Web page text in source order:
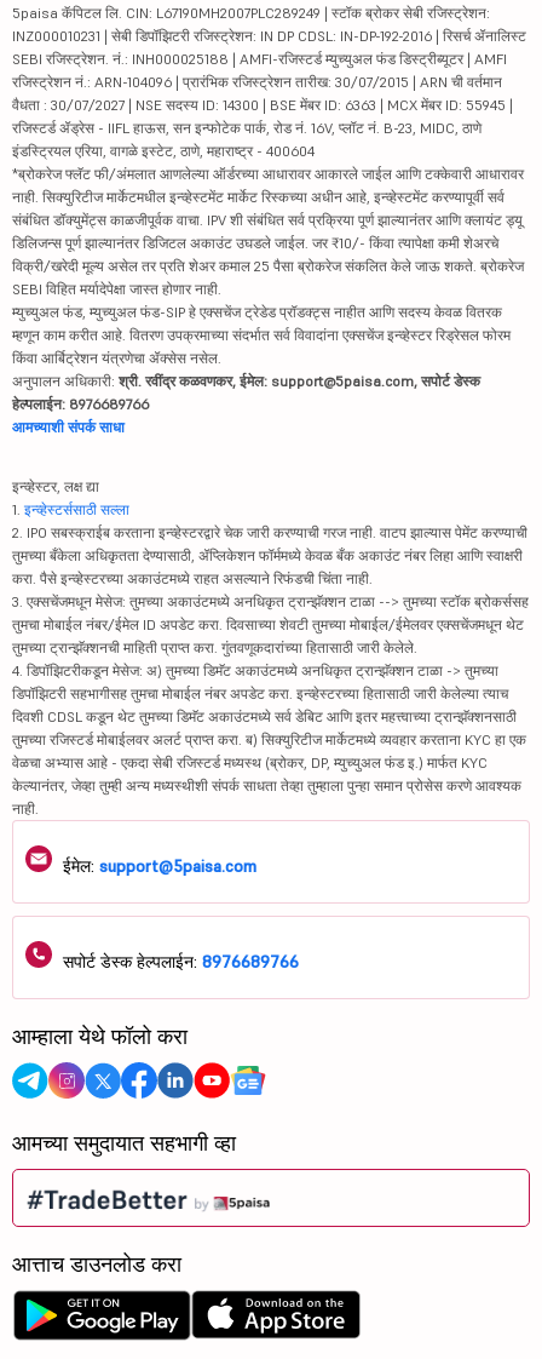
5paisa कॅपिटल लि. CIN: L67190MH2007PLC289249 | स्टॉक ब्रोकर सेबी रजिस्ट्रेशन:
INZ000010231 | सेबी डिपॉझिटरी रजिस्ट्रेशन: IN DP CDSL: IN-DP-192-2016 | रिसर्च ॲनालिस्ट
SEBI रजिस्ट्रेशन. नं.: INH000025188 | AMFI-रजिस्टर्ड म्युच्युअल फंड डिस्ट्रीब्यूटर | AMFI
रजिस्ट्रेशन नं.: ARN-104096 | प्रारंभिक रजिस्ट्रेशन तारीख: 30/07/2015 | ARN ची वर्तमान
वैधता : 30/07/2027 | NSE सदस्य ID: 14300 | BSE मेंबर ID: 6363 | MCX मेंबर ID: 55945 |
रजिस्टर्ड ॲड्रेस - IIFL हाऊस, सन इन्फोटेक पार्क, रोड नं. 16V, प्लॉट नं. B-23, MIDC, ठाणे
इंडस्ट्रियल एरिया, वागळे इस्टेट, ठाणे, महाराष्ट्र - 400604
*ब्रोकरेज फ्लॅट फी/अंमलात आणलेल्या ऑर्डरच्या आधारावर आकारले जाईल आणि टक्केवारी आधारावर
नाही. सिक्युरिटीज मार्केटमधील इन्व्हेस्टमेंट मार्केट रिस्कच्या अधीन आहे, इन्व्हेस्टमेंट करण्यापूर्वी सर्व
संबंधित डॉक्युमेंट्स काळजीपूर्वक वाचा. IPV शी संबंधित सर्व प्रक्रिया पूर्ण झाल्यानंतर आणि क्लायंट ड्यू
डिलिजन्स पूर्ण झाल्यानंतर डिजिटल अकाउंट उघडले जाईल. जर ₹10/- किंवा त्यापेक्षा कमी शेअरचे
विक्री/खरेदी मूल्य असेल तर प्रति शेअर कमाल 25 पैसा ब्रोकरेज संकलित केले जाऊ शकते. ब्रोकरेज
SEBI विहित मर्यादेपेक्षा जास्त होणार नाही.
म्युच्युअल फंड, म्युच्युअल फंड-SIP हे एक्सचेंज ट्रेडेड प्रॉडक्ट्स नाहीत आणि सदस्य केवळ वितरक
म्हणून काम करीत आहे. वितरण उपक्रमाच्या संदर्भात सर्व विवादांना एक्सचेंज इन्व्हेस्टर रिड्रेसल फोरम
किंवा आर्बिट्रेशन यंत्रणेचा ॲक्सेस नसेल.
अनुपालन अधिकारी: श्री. रवींद्र कळवणकर, ईमेल: support@5paisa.com, सपोर्ट डेस्क
हेल्पलाईन: 8976689766
आमच्याशी संपर्क साधा
इन्व्हेस्टर, लक्ष द्या
1. इन्व्हेस्टर्ससाठी सल्ला
2. IPO सबस्क्राईब करताना इन्व्हेस्टरद्वारे चेक जारी करण्याची गरज नाही. वाटप झाल्यास पेमेंट करण्याची
तुमच्या बँकेला अधिकृतता देण्यासाठी, ॲप्लिकेशन फॉर्ममध्ये केवळ बँक अकाउंट नंबर लिहा आणि स्वाक्षरी
करा. पैसे इन्व्हेस्टरच्या अकाउंटमध्ये राहत असल्याने रिफंडची चिंता नाही.
3. एक्सचेंजमधून मेसेज: तुमच्या अकाउंटमध्ये अनधिकृत ट्रान्झॅक्शन टाळा --> तुमच्या स्टॉक ब्रोकर्ससह
तुमचा मोबाईल नंबर/ईमेल ID अपडेट करा. दिवसाच्या शेवटी तुमच्या मोबाईल/ईमेलवर एक्सचेंजमधून थेट
तुमच्या ट्रान्झॅक्शनची माहिती प्राप्त करा. गुंतवणूकदारांच्या हितासाठी जारी केलेले.
4. डिपॉझिटरीकडून मेसेज: अ) तुमच्या डिमॅट अकाउंटमध्ये अनधिकृत ट्रान्झॅक्शन टाळा -> तुमच्या
डिपॉझिटरी सहभागीसह तुमचा मोबाईल नंबर अपडेट करा. इन्व्हेस्टरच्या हितासाठी जारी केलेल्या त्याच
दिवशी CDSL कडून थेट तुमच्या डिमॅट अकाउंटमध्ये सर्व डेबिट आणि इतर महत्त्वाच्या ट्रान्झॅक्शनसाठी
तुमच्या रजिस्टर्ड मोबाईलवर अलर्ट प्राप्त करा. ब) सिक्युरिटीज मार्केटमध्ये व्यवहार करताना KYC हा एक
वेळचा अभ्यास आहे - एकदा सेबी रजिस्टर्ड मध्यस्थ (ब्रोकर, DP, म्युच्युअल फंड इ.) मार्फत KYC
केल्यानंतर, जेव्हा तुम्ही अन्य मध्यस्थीशी संपर्क साधता तेव्हा तुम्हाला पुन्हा समान प्रोसेस करणे आवश्यक
नाही.
ईमेल: support@5paisa.com
सपोर्ट डेस्क हेल्पलाईन: 8976689766
आम्हाला येथे फॉलो करा
आमच्या समुदायात सहभागी व्हा
आत्ताच डाउनलोड करा